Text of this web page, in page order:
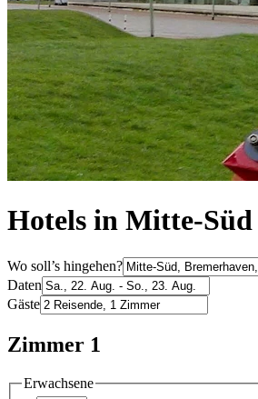
Hotels in Mitte-Süd
Wo soll’s hingehen?
Daten
Gäste
Zimmer 1
Erwachsene